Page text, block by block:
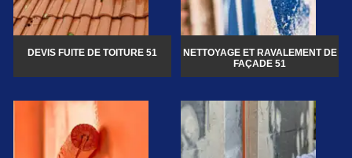
DEVIS FUITE DE TOITURE 51
NETTOYAGE ET RAVALEMENT DE
FAÇADE 51